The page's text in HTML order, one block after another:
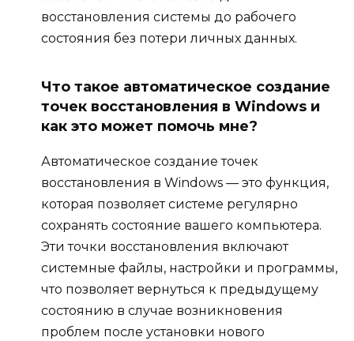
восстановления системы до рабочего
состояния без потери личных данных.
Что такое автоматическое создание
точек восстановления в Windows и
как это может помочь мне?
Автоматическое создание точек
восстановления в Windows — это функция,
которая позволяет системе регулярно
сохранять состояние вашего компьютера.
Эти точки восстановления включают
системные файлы, настройки и программы,
что позволяет вернуться к предыдущему
состоянию в случае возникновения
проблем после установки нового